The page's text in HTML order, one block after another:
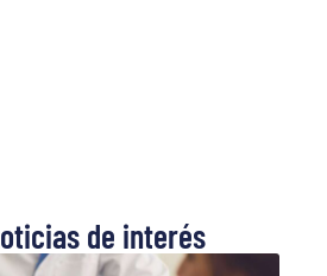
de interés